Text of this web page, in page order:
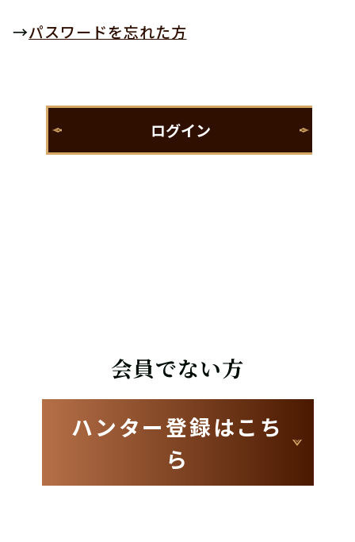
→パスワードを忘れた方
会員でない方
ハンター登録はこち
ら